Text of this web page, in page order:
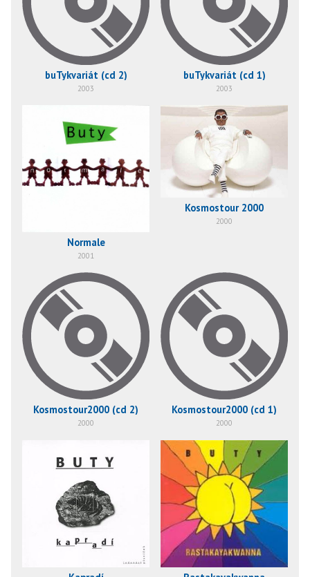
buTykvariát (cd 2)
2003
buTykvariát (cd 1)
2003
Normale
2001
Kosmostour 2000
2000
Kosmostour2000 (cd 2)
2000
Kosmostour2000 (cd 1)
2000